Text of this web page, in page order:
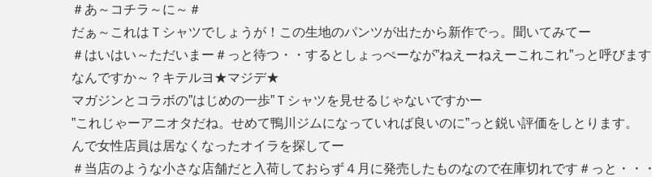
＃あ～コチラ～に～＃
だぁ～これはＴシャツでしょうが！この生地のパンツが出たから新作でっ。聞いてみてー
＃はいはい～ただいまー＃っと待つ・・するとしょっぺーなが”ねえーねえーこれこれ”っと呼びます
なんですか～？キテルヨ★マジデ★
マガジンとコラボの”はじめの一歩”Ｔシャツを見せるじゃないですかー
”これじゃーアニオタだね。せめて鴨川ジムになっていれば良いのに”っと鋭い評価をしとります。
んで女性店員は居なくなったオイラを探してー
＃当店のような小さな店舗だと入荷しておらず４月に発売したものなので在庫切れです＃っと・・・